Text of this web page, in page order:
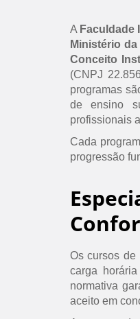
A Faculdade
Ministério
Conceito
(CNPJ
programas
de ensino
profissionais
Cada
progressão
Os cursos de
carga
normativa
aceito em